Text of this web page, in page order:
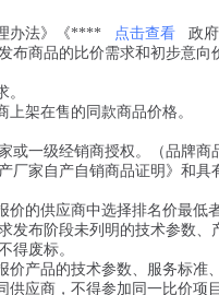
办法》《**** 点击查看
政
布商品的比价需求和初步意
架在售的同款商品价格。
一级经销商授权。（品牌商
家自产自销商品证明》和
的供应商中选择排名价最低
发布阶段未列明的技术参数
得废标。
产品的技术参数、服务标准
应商，不得参加同一比价项目